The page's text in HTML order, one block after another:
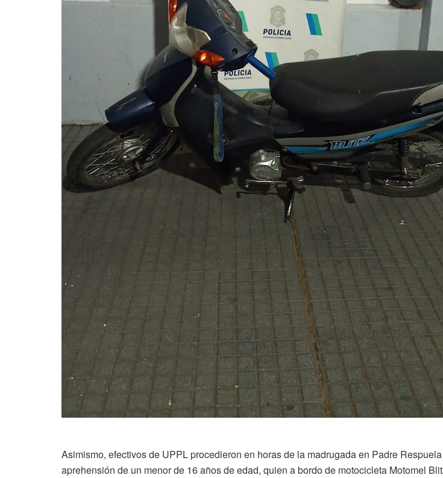
Asimismo, efectivos de UPPL procedieron en horas de la madrugada en Padre
aprehensión de un menor de 16 años de edad, quien a bordo de motocicleta Motomel